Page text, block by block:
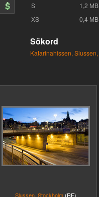
S
1,2 MB
XS
0,4 MB
Sökord
Katarinahissen, Slussen,
Slussen, Stockholm (RF)